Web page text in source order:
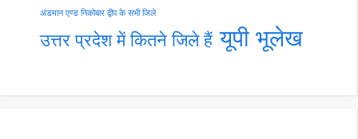
अंडमान एण्ड निकोबार द्वीप के सभी जिले
उत्तर प्रदेश में कितने जिले हैं यूपी भूलेख